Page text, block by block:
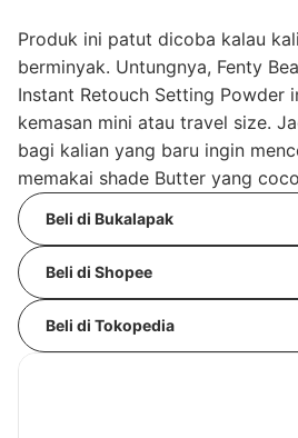
Produk ini patut dicoba kalau
berminyak. Untungnya, Fenty
Instant Retouch Setting Powder
kemasan mini atau travel size.
bagi kalian yang baru ingin
memakai shade Butter yang
Beli di Bukalapak
Beli di Shopee
Beli di Tokopedia